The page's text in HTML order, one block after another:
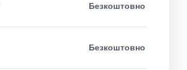
Безкоштовно
Безкоштовно